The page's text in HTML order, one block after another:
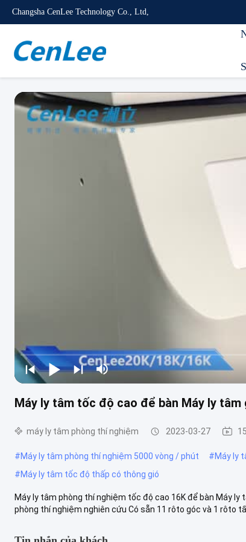
Changsha CenLee Technology Co., Ltd,
Máy ly tâm tốc độ cao để bàn Máy ly
máy ly tâm phòng thí nghiệm 2023-03-27
#Máy ly tâm phòng thí nghiệm 5000 vòng / phút #Máy ly
#Máy ly tâm tốc độ thấp có thông gió
Máy ly tâm phòng thí nghiệm tốc độ cao 16K để bàn Máy
phòng thí nghiệm nghiên cứu Có sẵn 11 rôto góc và 1 rôto